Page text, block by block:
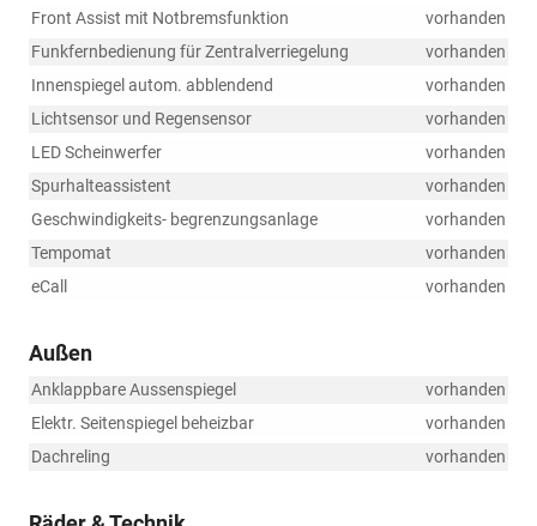
Front Assist mit Notbremsfunktion
vorhanden
Funkfernbedienung für Zentralverriegelung
vorhanden
Innenspiegel autom. abblendend
vorhanden
Lichtsensor und Regensensor
vorhanden
LED Scheinwerfer
vorhanden
Spurhalteassistent
vorhanden
Geschwindigkeits- begrenzungsanlage
vorhanden
Tempomat
vorhanden
eCall
vorhanden
Außen
Anklappbare Aussenspiegel
vorhanden
Elektr. Seitenspiegel beheizbar
vorhanden
Dachreling
vorhanden